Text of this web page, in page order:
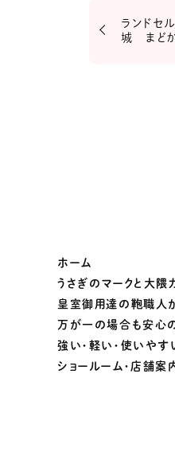
ランドセ
城 まど
ホーム
うさぎのマークと大隈
皇室御用達の鞄職人
万が一の場合も安心
強い・軽い・使いやす
ショールーム・店舗案